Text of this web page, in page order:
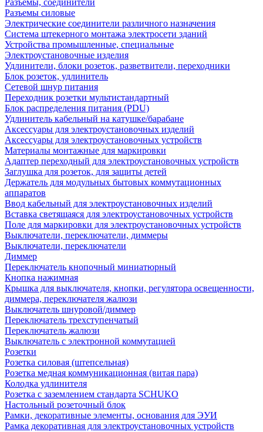
Разъемы, соединители
Разъемы силовые
Электрические соединители различного назначения
Система штекерного монтажа электросети зданий
Устройства промышленные, специальные
Электроустановочные изделия
Удлинители, блоки розеток, разветвители, переходники
Блок розеток, удлинитель
Сетевой шнур питания
Переходник розетки мультистандартный
Блок распределения питания (PDU)
Удлинитель кабельный на катушке/барабане
Аксессуары для электроустановочных изделий
Аксессуары для электроустановочных устройств
Материалы монтажные для маркировки
Адаптер переходный для электроустановочных устройств
Заглушка для розеток, для защиты детей
Держатель для модульных бытовых коммутационных
аппаратов
Ввод кабельный для электроустановочных изделий
Вставка светящаяся для электроустановочных устройств
Поле для маркировки для электроустановочных устройств
Выключатели, переключатели, диммеры
Выключатели, переключатели
Диммер
Переключатель кнопочный миниатюрный
Кнопка нажимная
Крышка для выключателя, кнопки, регулятора освещенности,
диммера, переключателя жалюзи
Выключатель шнуровой/диммер
Переключатель трехступенчатый
Переключатель жалюзи
Выключатель с электронной коммутацией
Розетки
Розетка силовая (штепсельная)
Розетка медная коммуникационная (витая пара)
Колодка удлинителя
Розетка с заземлением стандарта SCHUKO
Настольный розеточный блок
Рамки, декоративные элементы, основания для ЭУИ
Рамка декоративная для электроустановочных устройств